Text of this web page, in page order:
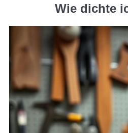
Wie dichte